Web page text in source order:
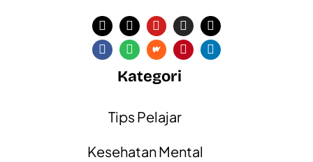
Kategori
Tips Pelajar
Kesehatan Mental